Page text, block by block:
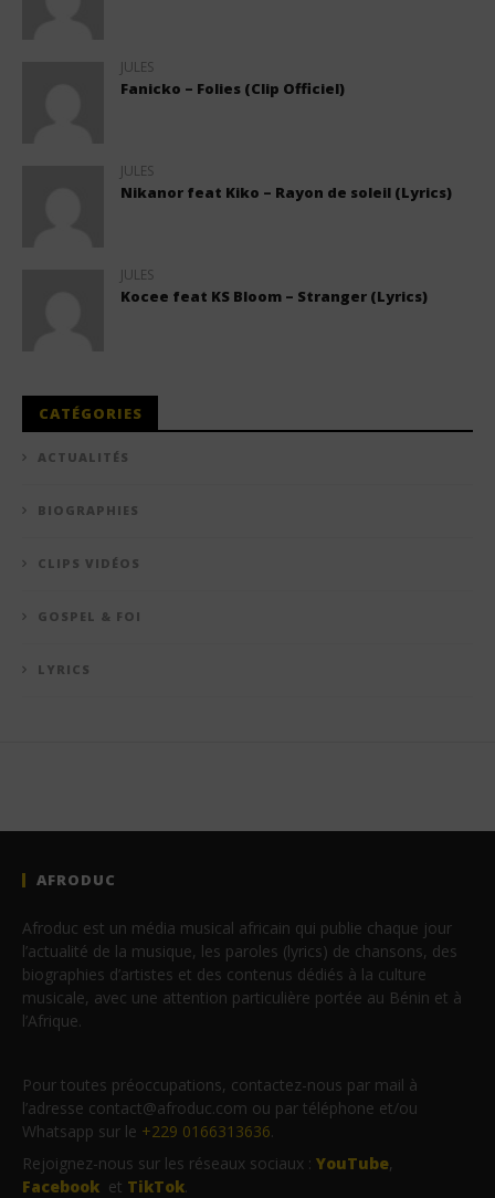
JULES
Fanicko – Folies (Clip Officiel)
JULES
Nikanor feat Kiko – Rayon de soleil (Lyrics)
JULES
Kocee feat KS Bloom – Stranger (Lyrics)
CATÉGORIES
ACTUALITÉS
BIOGRAPHIES
CLIPS VIDÉOS
GOSPEL & FOI
LYRICS
AFRODUC
Afroduc est un média musical africain qui publie chaque jour
l’actualité de la musique, les paroles (lyrics) de chansons, des
biographies d’artistes et des contenus dédiés à la culture
musicale, avec une attention particulière portée au Bénin et à
l’Afrique.
Pour toutes préoccupations, contactez-nous par mail à
l’adresse contact@afroduc.com ou par téléphone et/ou
Whatsapp sur le +229 0166313636.
Rejoignez-nous sur les réseaux sociaux : YouTube,
Facebook et TikTok.